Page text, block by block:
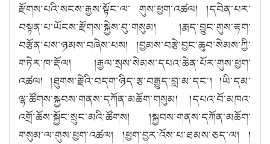
རྫོགས་པའི་སངས་རྒྱས་སྟོང་ལ་ གུས་ཕྱག་འཚལ། །དབེན་པར་
བསྟན་པ་ཡོངས་རྫོགས་སྐྱེས་བུ་གསུམ། །རྨད་བྱུང་གུས་རྟག་
བརྩོན་པས་ཉམས་བཞེས་པས། །བྱམས་བརྩེ་བྱང་ཆུབ་སེམས་ཀྱི་
གཏེར་ཁ་རྡོལ། །རྒྱལ་སྲས་སེམས་དཔའ་ཆེན་པོར་གུས་ཕྱག་
འཚལ། །ཐུགས་རྗེའི་བདག་ཉིད་རྩ་བརྒྱུད་བླ་མ་དང༌། །ཡི་དམ་
ལྷ་ཚོགས་སྐྱབས་གནས་དཀོན་མཆོག་གསུམ། །དཔའ་བོ་མཁའ་
འགྲོ་ཆོས་སྐྱོང་སྲུང་མའི་ཚོགས། །སྐྱབས་གནས་དཀོན་མཆོག་
གསུམ་ལ་གུས་ཕྱག་འཚལ། །ཕྱག་བྱར་འོས་པ་ཐམས་ཅད་ལ། །